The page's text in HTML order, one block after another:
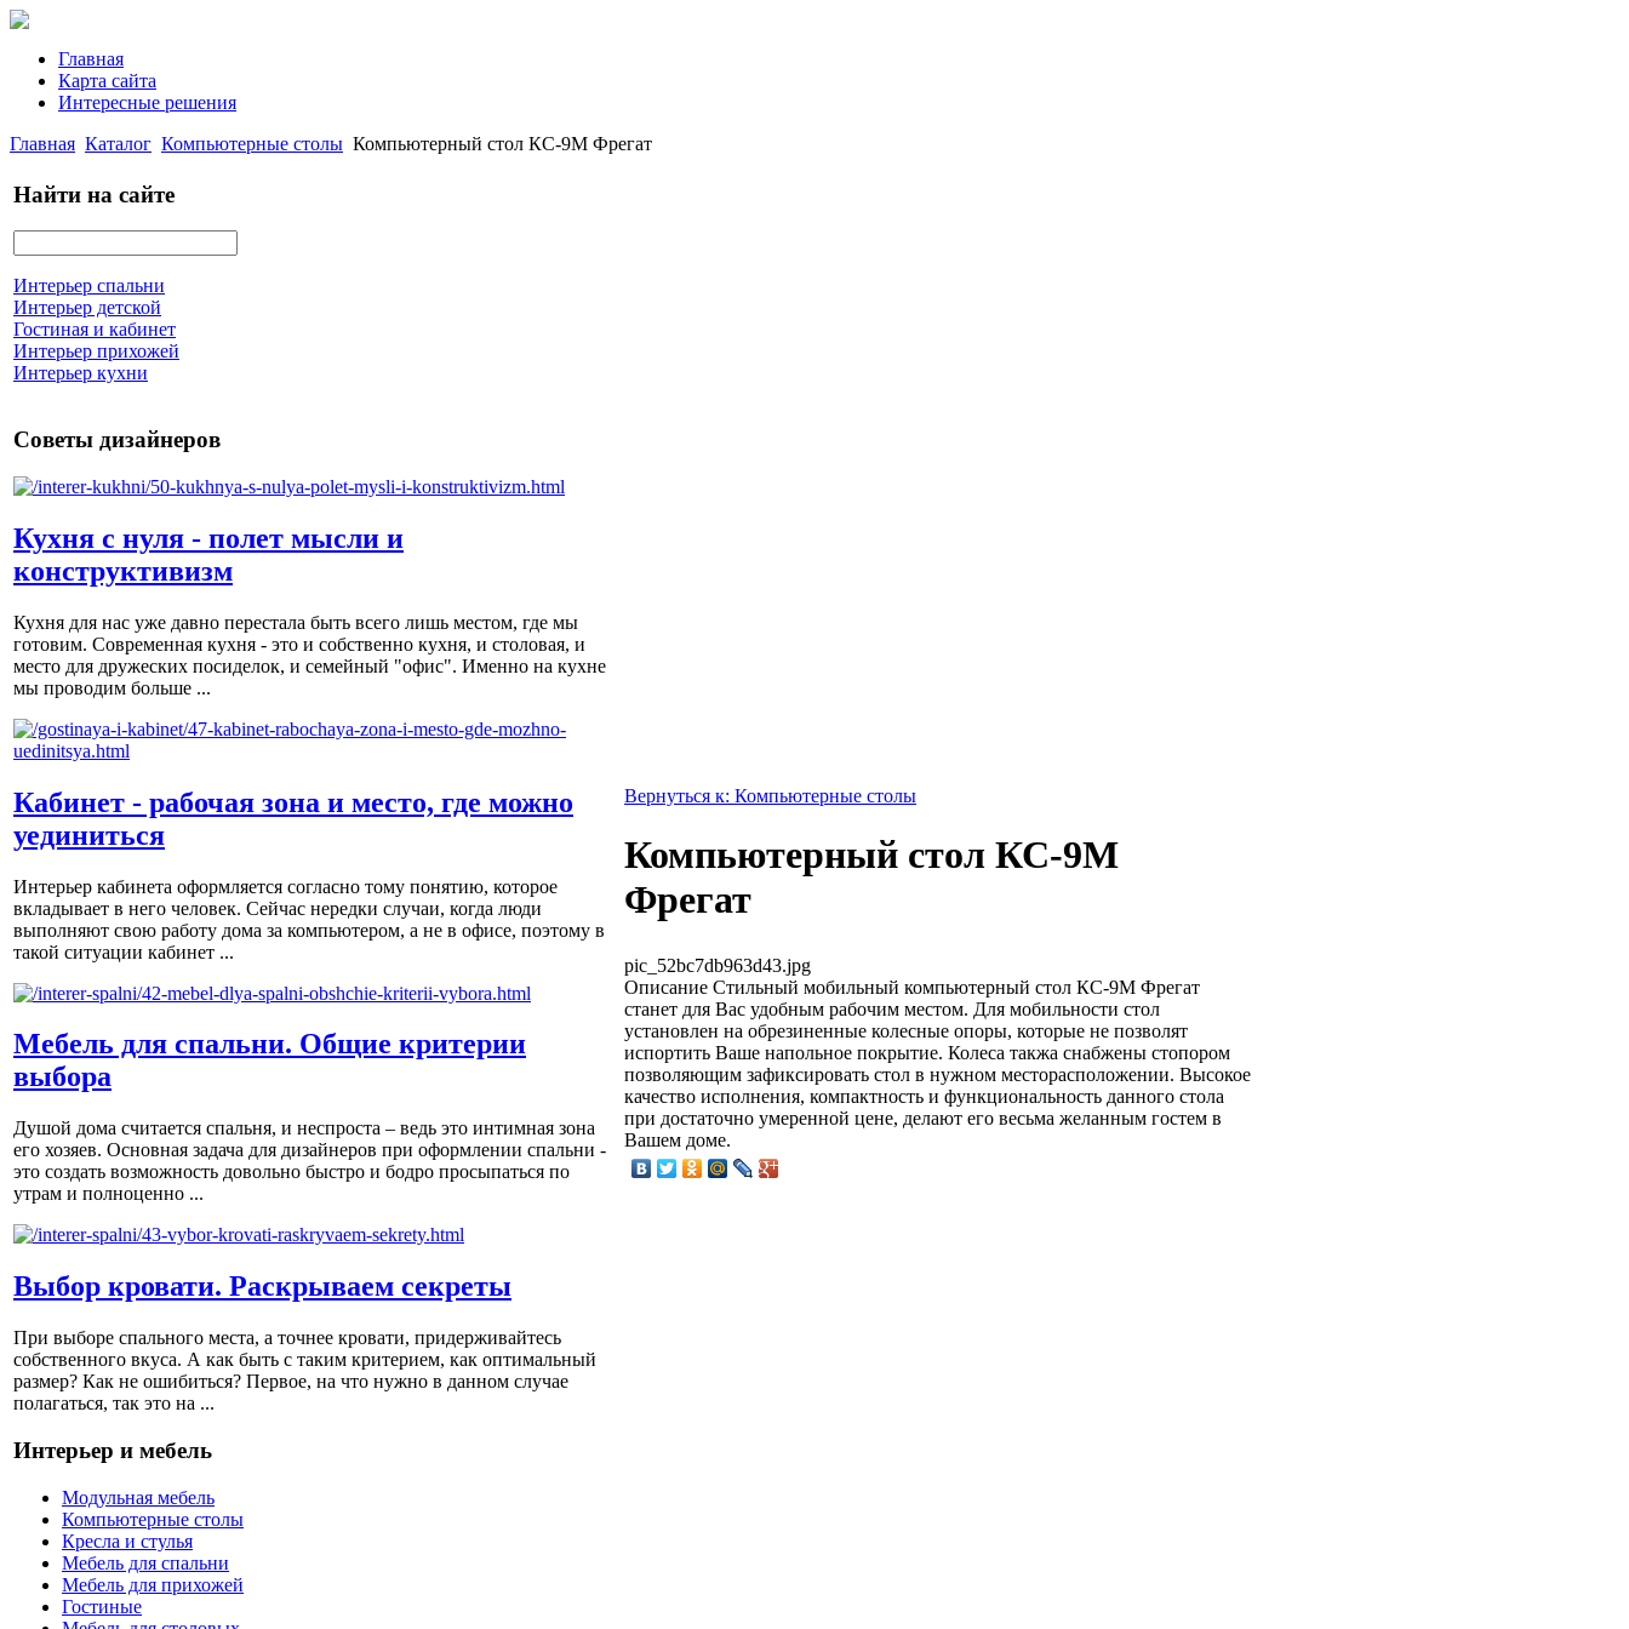
Главная
Карта сайта
Интересные решения
Главная Каталог Компьютерные столы Компьютерный стол КС-9М Фрегат
Найти на сайте
Интерьер спальни
Интерьер детской
Гостиная и кабинет
Интерьер прихожей
Интерьер кухни
Советы дизайнеров
Кухня с нуля - полет мысли и
конструктивизм
Кухня для нас уже давно перестала быть всего лишь местом, где мы
готовим. Современная кухня - это и собственно кухня, и столовая, и
место для дружеских посиделок, и семейный "офис". Именно на кухне
мы проводим больше ...
Кабинет - рабочая зона и место, где можно
уединиться
Интерьер кабинета оформляется согласно тому понятию, которое
вкладывает в него человек. Сейчас нередки случаи, когда люди
выполняют свою работу дома за компьютером, а не в офисе, поэтому в
такой ситуации кабинет ...
Мебель для спальни. Общие критерии
выбора
Душой дома считается спальня, и неспроста – ведь это интимная зона
его хозяев. Основная задача для дизайнеров при оформлении спальни -
это создать возможность довольно быстро и бодро просыпаться по
утрам и полноценно ...
Выбор кровати. Раскрываем секреты
При выборе спального места, а точнее кровати, придерживайтесь
собственного вкуса. А как быть с таким критерием, как оптимальный
размер? Как не ошибиться? Первое, на что нужно в данном случае
полагаться, так это на ...
Интерьер и мебель
Модульная мебель
Компьютерные столы
Кресла и стулья
Мебель для спальни
Мебель для прихожей
Гостиные
Вернуться к: Компьютерные столы
Компьютерный стол КС-9М
Фрегат
pic_52bc7db963d43.jpg
Описание Стильный мобильный компьютерный стол КС-9М Фрегат
станет для Вас удобным рабочим местом. Для мобильности стол
установлен на обрезиненные колесные опоры, которые не позволят
испортить Ваше напольное покрытие. Колеса такжа снабжены стопором
позволяющим зафиксировать стол в нужном месторасположении. Высокое
качество исполнения, компактность и функциональность данного стола
при достаточно умеренной цене, делают его весьма желанным гостем в
Вашем доме.